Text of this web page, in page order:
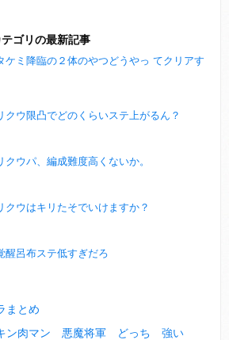
テゴリの最新記事
ケミ降臨の２体のやつどうやっ てクリアす
クウ限凸でどのくらいステ上がるん？
クウパ、編成難度高くないか。
クウはキリたそでいけますか？
醒呂布ステ低すぎだろ
まとめ
ン肉マン 悪魔将軍 どっち 強い